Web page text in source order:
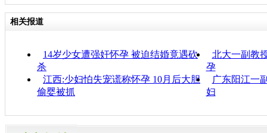
相关报道
14岁少女遭强奸怀孕 被迫结婚竟遇砍
杀
北大一副教
孕
江西:少妇怕失宠谎称怀孕 10月后大胆
偷婴被抓
广东阳江一
妇